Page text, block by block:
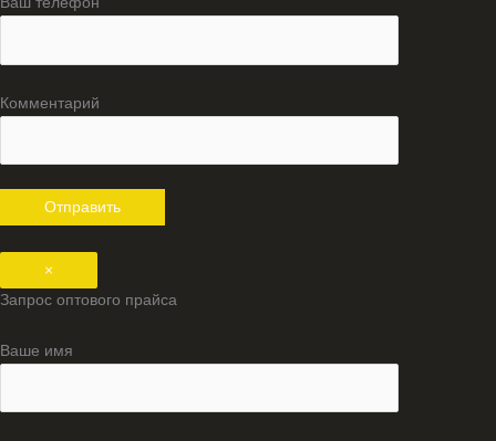
Комментарий
×
Запрос оптового прайса
Ваше имя